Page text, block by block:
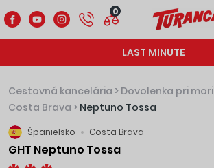
0
LAST MINUTE
Cestovná kancelária > Dovolenka pri mori
Costa Brava > Neptuno Tossa
Španielsko Costa Brava
GHT Neptuno Tossa